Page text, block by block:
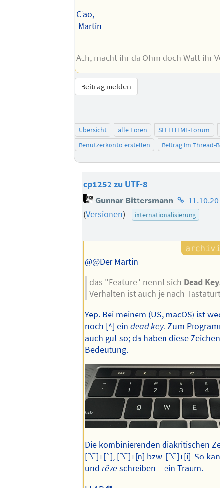
Ciao,
Martin
--
Ach, macht ihr da Ohm doch Watt ihr
Beitrag melden
Übersicht alle Foren
SELFHTML-Forum
Benutzerkonto erstellen
Beitrag im Thread-
cp1252 zu UTF-8
Gunnar Bittersmann Homepage
des
(Versionen) internationalisierung
@@Der Martin
das "Feature" nennt sich Dead
Verhalten ist auch je nach
Yep. Bei meinem (US, macOS) ist
noch [^] ein dead key. Zum
auch gut so; da haben diese
Bedeutung.
Die kombinierenden diakritischen
[⌥]+[`], [⌥]+[n] bzw. [⌥]+[i]. So
und rêve schreiben – ein Traum.